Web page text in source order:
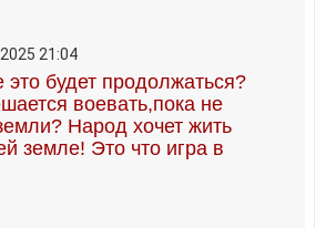
21:04
это будет продолжаться?
воевать,пока не
Народ хочет жить
земле! Это что игра в